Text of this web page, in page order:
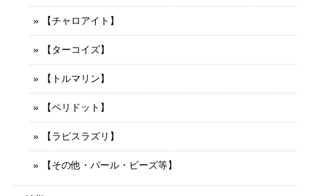
【チャロアイト】
【ターコイズ】
【トルマリン】
【ペリドット】
【ラピスラズリ】
【その他・パール・ビーズ等】